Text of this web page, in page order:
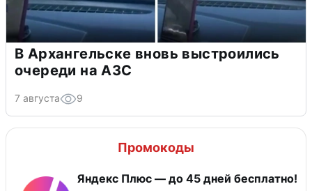
В Архангельске вновь выстроились
очереди на АЗС
7 августа 9
Промокоды
Яндекс Плюс — до 45 дней бесплатно!